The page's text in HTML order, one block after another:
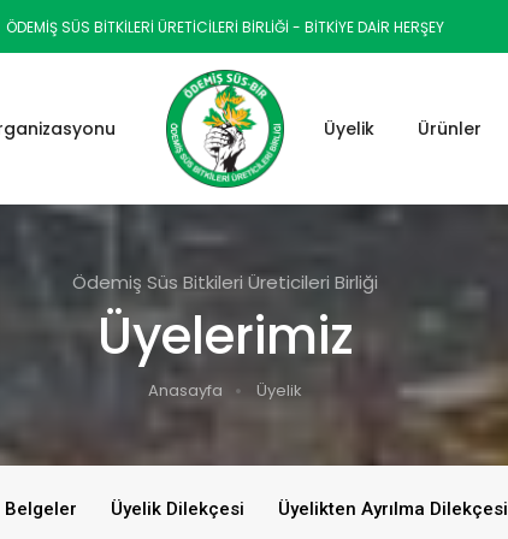
ÖDEMIŞ SÜS BITKILERI ÜRETICILERI BIRLIĞI - BİTKİYE DAİR HERŞEY
Üyelik Ürünler
Ödemiş Süs Bitkileri Üreticileri Birliği
Üyelerimiz
Anasayfa Üyelik
Belgeler Üyelik Dilekçesi Üyelikten Ayrılma Dilekçesi